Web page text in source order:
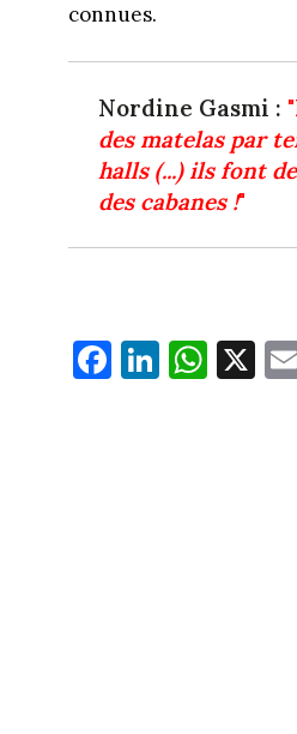
connues.
Nordine Gasmi :
des matelas par
halls (...) ils font
des cabanes !"
Fa
ce
Li
nk
W
ha
X